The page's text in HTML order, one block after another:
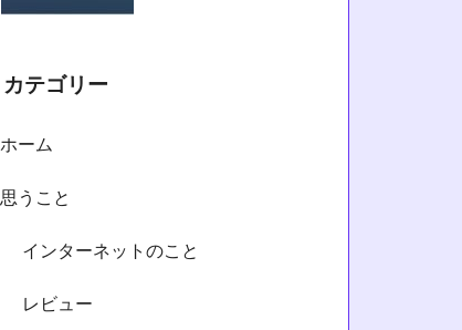
カテゴリー
ホーム
思うこと
インターネットのこと
レビュー